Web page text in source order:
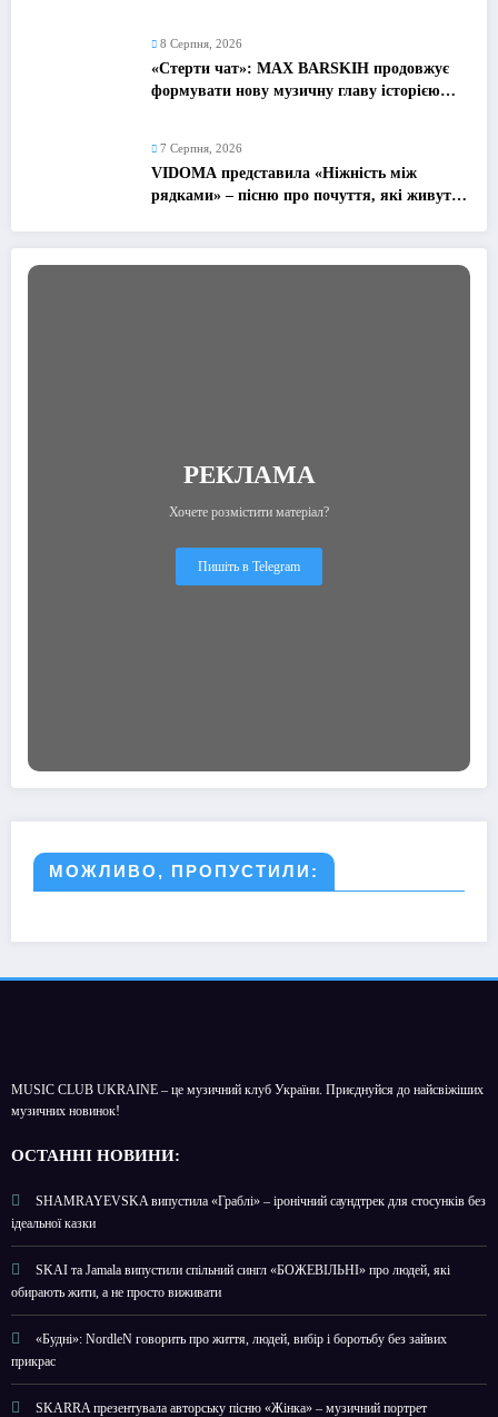
8 Серпня, 2026
«Стерти чат»: MAX BARSKIH продовжує
формувати нову музичну главу історією
7 Серпня, 2026
VIDOMA представила «Ніжність між
рядками» – пісню про почуття, які живуть
РЕКЛАМА
Хочете розмістити матеріал?
Пишіть в Telegram
МОЖЛИВО, ПРОПУСТИЛИ:
MUSIC CLUB UKRAINE – це музичний клуб України. Приєднуйся до найсвіжіших
музичних новинок!
ОСТАННІ НОВИНИ:
SHAMRAYEVSKA випустила «Граблі» – іронічний саундтрек для стосунків без
ідеальної казки
SKAI та Jamala випустили спільний сингл «БОЖЕВІЛЬНІ» про людей, які
обирають жити, а не просто виживати
«Будні»: NordleN говорить про життя, людей, вибір і боротьбу без зайвих
прикрас
SKARRA презентувала авторську пісню «Жінка» – музичний портрет